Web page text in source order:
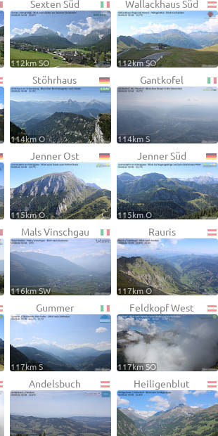
Sexten Süd
112km SO
Wallackhaus Süd
112km SO
Stöhrhaus
114km O
Gantkofel
114km S
Jenner Ost
115km O
Jenner Süd
115km O
Mals Vinschgau
116km SW
Rauris
117km O
Gummer
117km S
Feldkopf West
117km SO
Andelsbuch Heiligenblut